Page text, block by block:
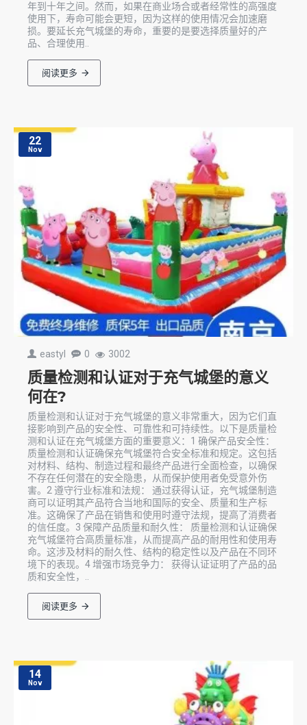
年到十年之间。然而，如果在商业场合或者经常性的高强度
使用下，寿命可能会更短，因为这样的使用情况会加速磨
损。要延长充气城堡的寿命，重要的是要选择质量好的产
品、合理使用..
阅读更多
22
Nov
eastyl 0 3002
质量检测和认证对于充气城堡的意义
何在?
质量检测和认证对于充气城堡的意义非常重大，因为它们直
接影响到产品的安全性、可靠性和可持续性。以下是质量检
测和认证在充气城堡方面的重要意义：1 确保产品安全性：
质量检测和认证确保充气城堡符合安全标准和规定。这包括
对材料、结构、制造过程和最终产品进行全面检查，以确保
不存在任何潜在的安全隐患，从而保护使用者免受意外伤
害。2 遵守行业标准和法规： 通过获得认证，充气城堡制造
商可以证明其产品符合当地和国际的安全、质量和生产标
准。这确保了产品在销售和使用时遵守法规，提高了消费者
的信任度。3 保障产品质量和耐久性： 质量检测和认证确保
充气城堡符合高质量标准，从而提高产品的耐用性和使用寿
命。这涉及材料的耐久性、结构的稳定性以及产品在不同环
境下的表现。4 增强市场竞争力： 获得认证证明了产品的品
质和安全性，..
阅读更多
14
Nov